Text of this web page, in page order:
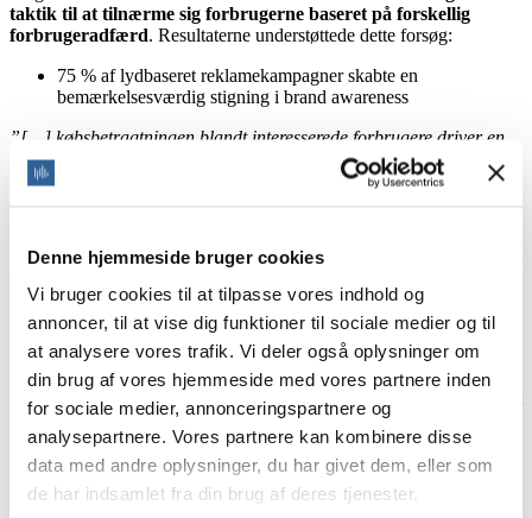
Denne hjemmeside bruger cookies
Vi bruger cookies til at tilpasse vores indhold og
annoncer, til at vise dig funktioner til sociale medier og til
at analysere vores trafik. Vi deler også oplysninger om
din brug af vores hjemmeside med vores partnere inden
for sociale medier, annonceringspartnere og
analysepartnere. Vores partnere kan kombinere disse
data med andre oplysninger, du har givet dem, eller som
de har indsamlet fra din brug af deres tjenester.
taktik til at tilnærme sig forbrugerne baseret på forskellig
forbrugeradfærd. Resultaterne understøttede dette forsøg:
75 % af lydbaseret reklamekampagner skabte en
bemærkelsesværdig stigning i brand awareness
”[…] købsbetragtningen blandt interesserede forbrugere driver en
forøgelse på mere end 14 % i ad recall inden for forøgelser i
sammenligningsgrundlaget og en 2 % forøgelse i popularitet blandt
deres målgruppe”
3. Skab underholdning og engagement
Nedslag i kvalitet eller erfaring kan resultere i mindre rater af
engagement og fornøjelse. At vælge undertekster betyder, at du
tvinger din modtager til at koncentrere sig så meget som muligt for at
forstå budskabet.Bare tænk på alle de seere, der missede en hel
sætning af dit omhyggeligt lavet manuskript, fordi de kiggede
væk i bare et øjeblik.Hvor sandsynligt er det, at de forbliver
engagerede?